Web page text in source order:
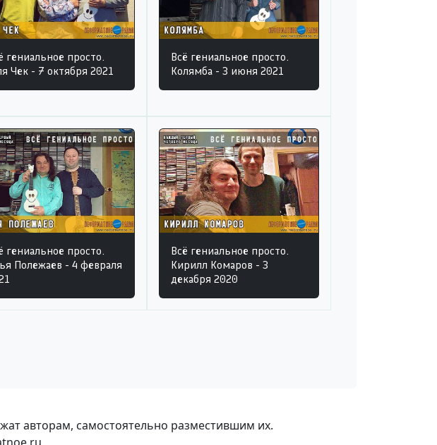
гениальное просто.
Чек - 7 октября 2021
Всё гениальное просто.
Колямба - 3 июня 2021
гениальное просто.
Полежаев - 4 февраля
Всё гениальное просто.
Кирилл Комаров - 3
декабря 2020
авторам, самостоятельно разместившим их.